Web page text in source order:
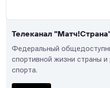
Телеканал
Федеральный
спортивной жизни страны
спорта.